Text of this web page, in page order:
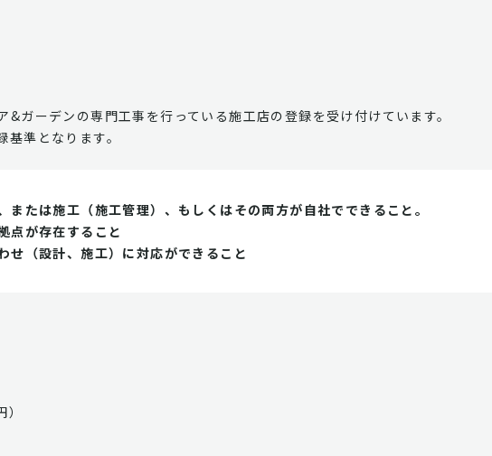
ガーデンの専門工事を行っている施工店の登録を受け付けています。
準となります。
または施工（施工管理）、もしくはその両方が自社でできること。
点が存在すること
せ（設計、施工）に対応ができること